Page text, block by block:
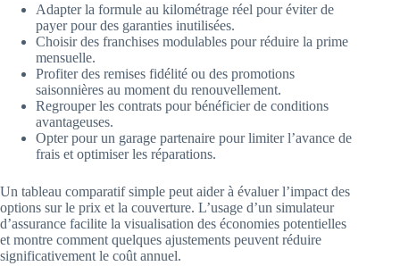
Adapter la formule au kilométrage réel pour éviter de
payer pour des garanties inutilisées.
Choisir des franchises modulables pour réduire la prime
mensuelle.
Profiter des remises fidélité ou des promotions
saisonnières au moment du renouvellement.
Regrouper les contrats pour bénéficier de conditions
avantageuses.
Opter pour un garage partenaire pour limiter l’avance de
frais et optimiser les réparations.
Un tableau comparatif simple peut aider à évaluer l’impact des
options sur le prix et la couverture. L’usage d’un simulateur
d’assurance facilite la visualisation des économies potentielles
et montre comment quelques ajustements peuvent réduire
significativement le coût annuel.